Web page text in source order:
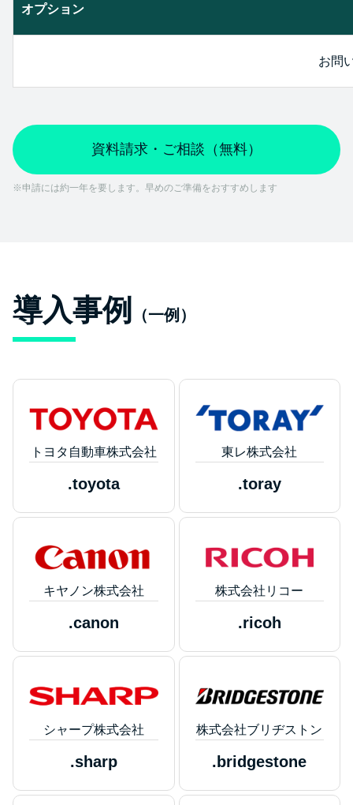
オプション
お問
資料請求・ご相談（無料）
※申請には約一年を要します。早めのご準備をおすすめします
導入事例 （一例）
トヨタ自動車株式会社
.toyota
東レ株式会社
.toray
キヤノン株式会社
.canon
株式会社リコー
.ricoh
シャープ株式会社
.sharp
株式会社ブリヂストン
.bridgestone